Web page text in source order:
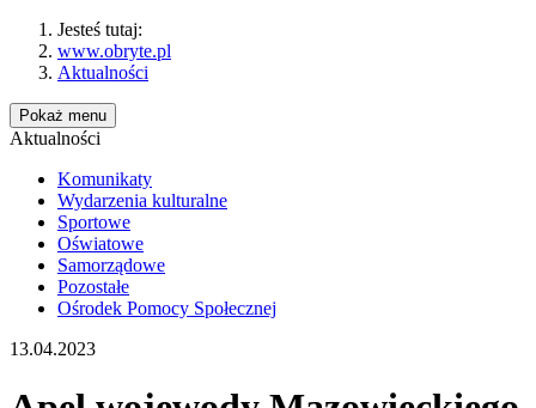
Jesteś tutaj:
www.obryte.pl
Aktualności
Pokaż menu
Aktualności
Komunikaty
Wydarzenia kulturalne
Sportowe
Oświatowe
Samorządowe
Pozostałe
Ośrodek Pomocy Społecznej
13.04.2023